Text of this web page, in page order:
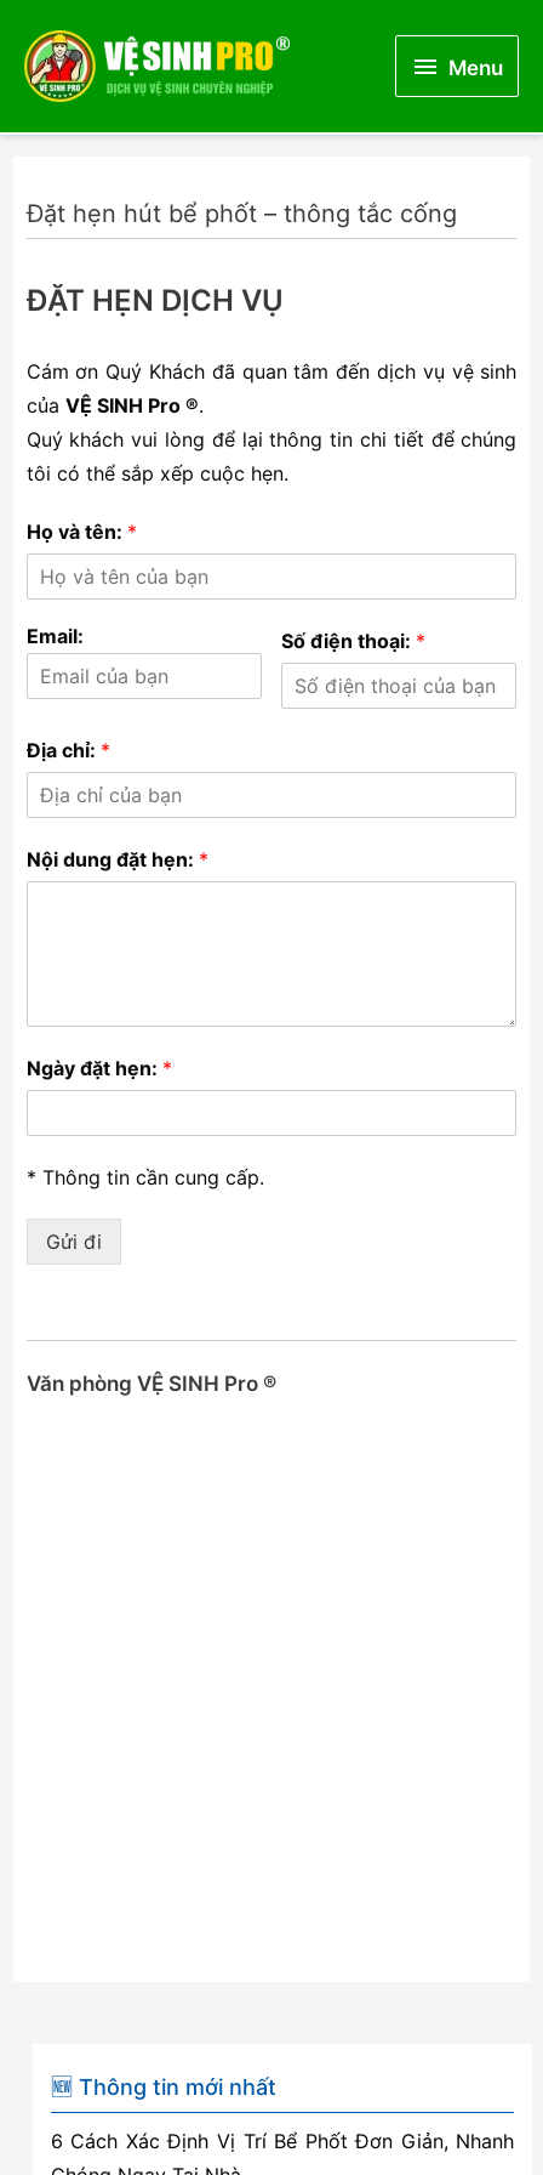
MenuMenu
Đặt hẹn hút bể phốt – thông tắc cống
ĐẶT HẸN DỊCH VỤ
Cám ơn Quý Khách đã quan tâm đến dịch vụ vệ sinh
của VỆ SINH Pro ®.
Quý khách vui lòng để lại thông tin chi tiết để chúng
tôi có thể sắp xếp cuộc hẹn.
Họ và tên: *
Email: Số điện thoại: *
Địa chỉ: *
Nội dung đặt hẹn: *
Ngày đặt hẹn: *
* Thông tin cần cung cấp.
Gửi đi
Văn phòng VỆ SINH Pro ®
🆕 Thông tin mới nhất
6 Cách Xác Định Vị Trí Bể Phốt Đơn Giản, Nhanh